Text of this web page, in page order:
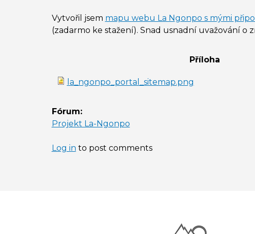
Vytvořil jsem mapu webu La Ngonpo s mými
(zadarmo ke stažení). Snad usnadní uvažování o
Příloha
la_ngonpo_portal_sitemap.png
Fórum:
Projekt La-Ngonpo
Log in to post comments